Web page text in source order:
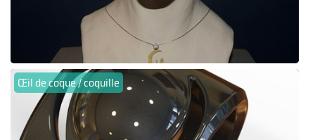
Œil de coque / coquille